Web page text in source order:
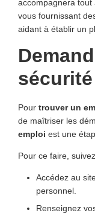
accompagnera tout
vous fournissant
aidant à établir un
Pour trouver un
de maîtriser les
emploi est une
Pour ce faire,
Accédez au
personnel.
Renseignez